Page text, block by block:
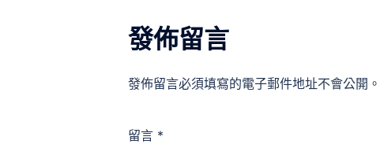
發佈留言
發佈留言必須填寫的電子郵件地址不會公開。
留言 *